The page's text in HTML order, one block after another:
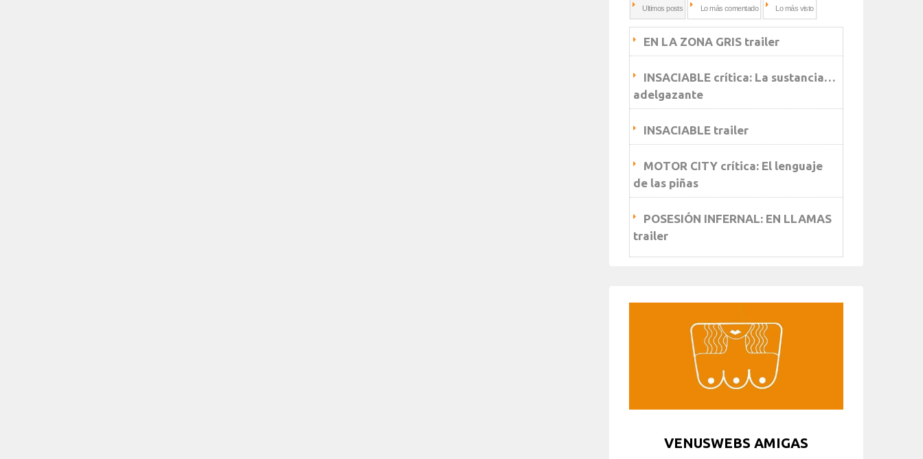
Ultimos posts Lo más comentado Lo más visto
EN LA ZONA GRIS trailer
INSACIABLE crítica: La sustancia…
adelgazante
INSACIABLE trailer
MOTOR CITY crítica: El lenguaje
de las piñas
POSESIÓN INFERNAL: EN LLAMAS
trailer
VENUSWEBS AMIGAS